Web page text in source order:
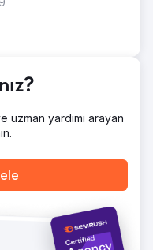
deneyimi,
dönüşüm odaklı bir
uzman yardımı arayan